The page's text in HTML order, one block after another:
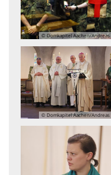
© Domkapitel Aachen/Andreas
© Domkapitel Aachen/Andreas